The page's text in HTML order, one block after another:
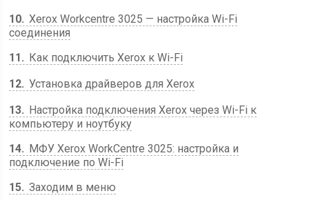
10 Xerox Workcentre 3025 — настройка Wi-Fi
соединения
11
Как подключить Xerox к Wi-Fi
12 Установка драйверов для Xerox
13
Настройка подключения Xerox через Wi-Fi к
компьютеру и ноутбуку
14
МФУ Xerox WorkCentre 3025: настройка и
подключение по Wi-Fi
15 Заходим в меню